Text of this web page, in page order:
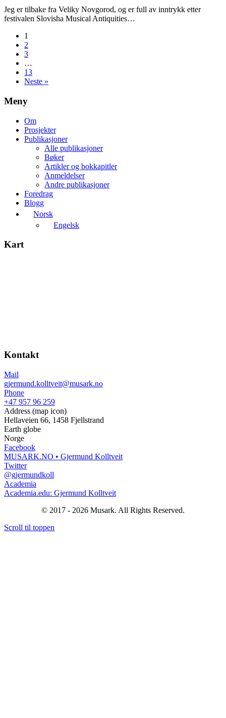
Jeg er tilbake fra Veliky Novgorod, og er full av inntrykk etter
festivalen Slovisha Musical Antiquities…
1
2
3
…
13
Neste »
Meny
Om
Prosjekter
Publikasjoner
Alle publikasjoner
Bøker
Artikler og bokkapitler
Anmeldelser
Andre publikasjoner
Foredrag
Blogg
Norsk
Engelsk
Kart
Kontakt
Mail
gjermund.kolltveit@musark.no
Phone
+47 957 96 259
Address (map icon)
Hellaveien 66, 1458 Fjellstrand
Earth globe
Norge
Facebook
MUSARK.NO • Gjermund Kolltveit
Twitter
@gjermundkoll
Academia
Academia.edu: Gjermund Kolltveit
© 2017 - 2026 Musark. All Rights Reserved.
Scroll til toppen